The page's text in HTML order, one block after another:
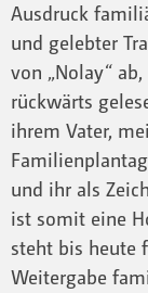
Ausdruck
und gelebter
von „Nolay“
rückwärts
ihrem Vater,
und ihr als
ist somit eine
steht bis heute
Weitergabe